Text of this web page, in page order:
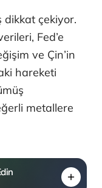
dikkat çekiyor.
Fed’e
ve Çin’in
hareketi
metallere